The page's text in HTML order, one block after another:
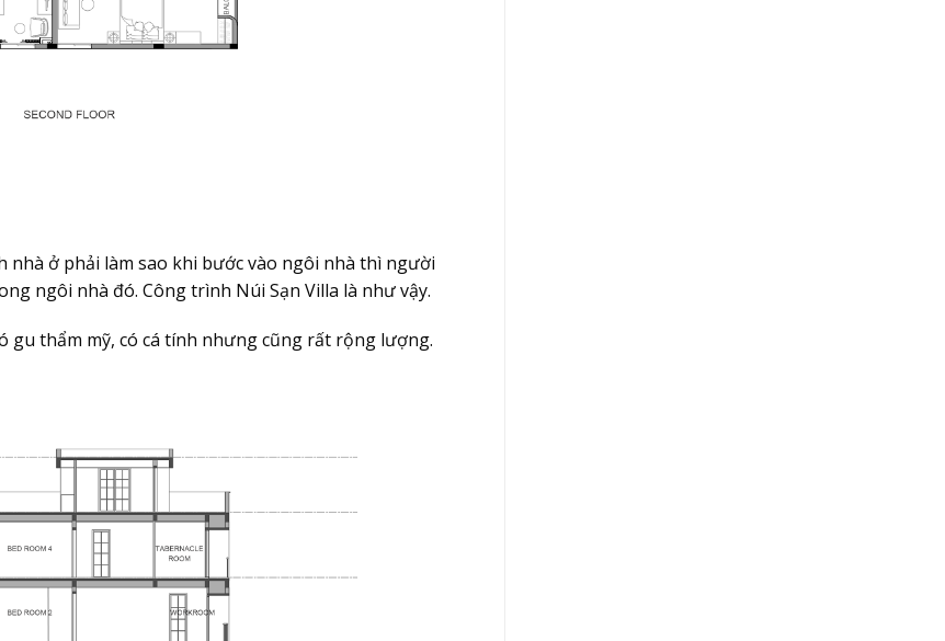
nhà ở phải làm sao khi bước vào ngôi nhà thì người
ngôi nhà đó. Công trình Núi Sạn Villa là như vậy.
gu thẩm mỹ, có cá tính nhưng cũng rất rộng lượng.